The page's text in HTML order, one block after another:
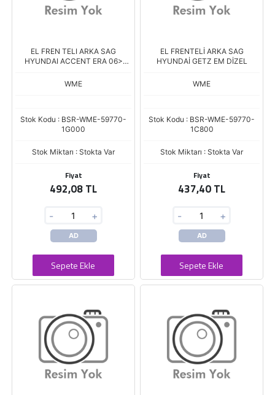
EL FREN TELI ARKA SAG
HYUNDAI ACCENT ERA 06>
WME
Stok Kodu : BSR-WME-59770-
1G000
Stok Miktarı : Stokta Var
Fiyat
492,08 TL
- +
AD
Sepete Ekle
EL FRENTELİ ARKA SAG
HYUNDAİ GETZ EM DİZEL
WME
Stok Kodu : BSR-WME-59770-
1C800
Stok Miktarı : Stokta Var
Fiyat
437,40 TL
- +
AD
Sepete Ekle